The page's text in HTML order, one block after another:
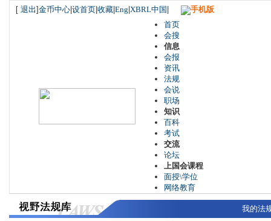
[ 退出]金币中心 设首页 收藏 Eng XBRL中国
手机版
首页
会搜
信息
会报
资讯
法规
会说
职场
知识
百科
考试
交流
论坛
上国会课程
面授\学位
网络教育
我的法